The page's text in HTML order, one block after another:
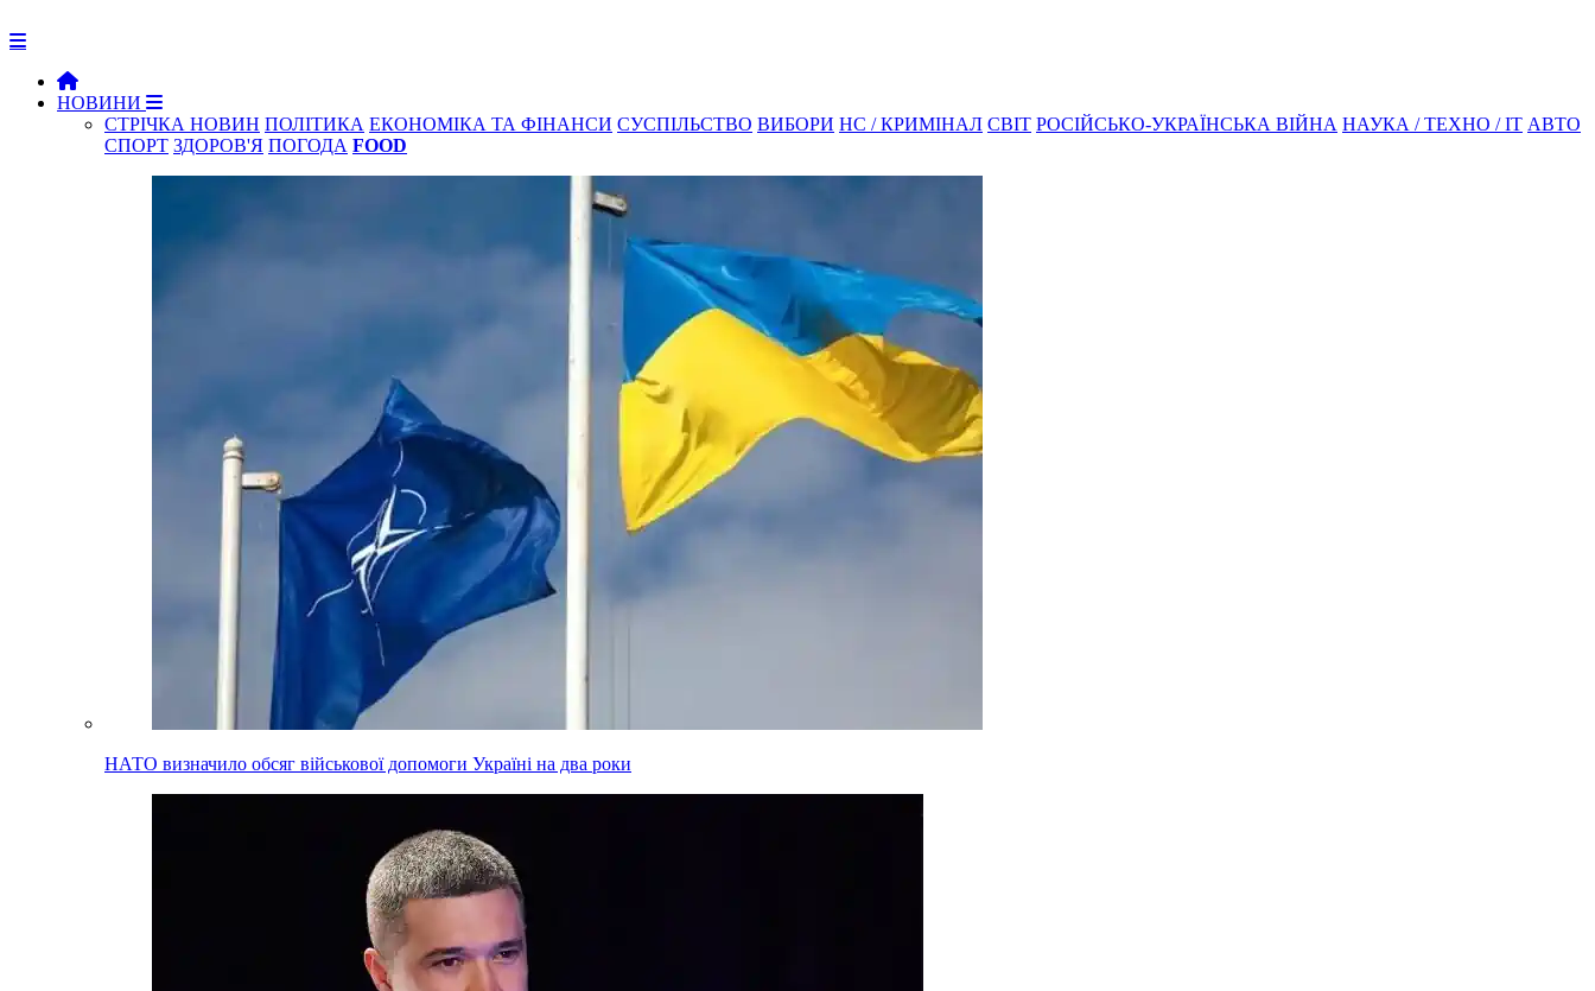
НОВИНИ
СТРІЧКА НОВИН ПОЛІТИКА ЕКОНОМІКА ТА ФІНАНСИ СУСПІЛЬСТВО ВИБОРИ НС / КРИМІНАЛ СВІТ РОСІЙСЬКО-УКРАЇНСЬКА ВІЙНА НАУКА / ТЕХНО / IT АВТО
СПОРТ ЗДОРОВ'Я ПОГОДА FOOD
НАТО визначило обсяг військової допомоги Україні на два роки